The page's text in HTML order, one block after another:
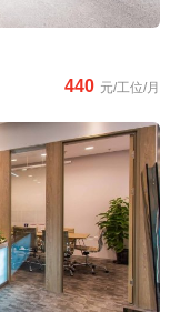
440 元/工位/月